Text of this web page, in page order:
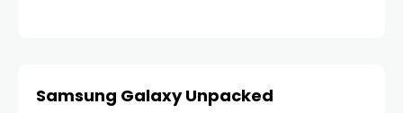
Samsung Galaxy Unpacked